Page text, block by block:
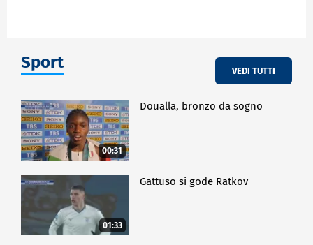
Sport VEDI TUTTI
00:31
Doualla, bronzo da sogno
01:33
Gattuso si gode Ratkov